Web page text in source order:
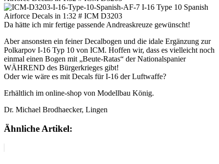
Da hätte ich mir fertige passende Andreaskreuze gewünscht!
Aber ansonsten ein feiner Decalbogen und die idale Ergänzung zur
Polkarpov I-16 Typ 10 von ICM. Hoffen wir, dass es vielleicht noch
einmal einen Bogen mit „Beute-Ratas“ der Nationalspanier
WÄHREND des Bürgerkrieges gibt!
Oder wie wäre es mit Decals für I-16 der Luftwaffe?
Erhältlich im online-shop von Modellbau König.
Dr. Michael Brodhaecker, Lingen
Ähnliche Artikel: